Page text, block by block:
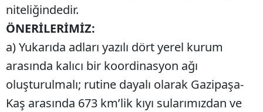
niteliğindedir.
ÖNERİLERİMİZ:
a) Yukarıda adları yazılı dört yerel kurum
arasında kalıcı bir koordinasyon ağı
oluşturulmalı; rutine dayalı olarak Gazipaşa-
Kaş arasında 673 km’lik kıyı sularımızdan ve